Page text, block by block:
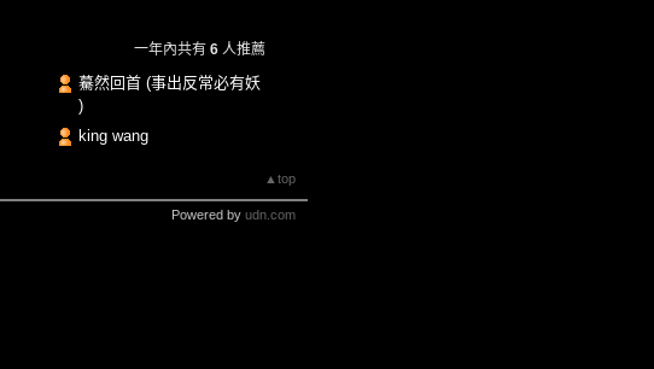
一年內共有 6 人推薦
驀然回首 (事出反常必有妖
)
king wang
▲top
Powered by udn.com